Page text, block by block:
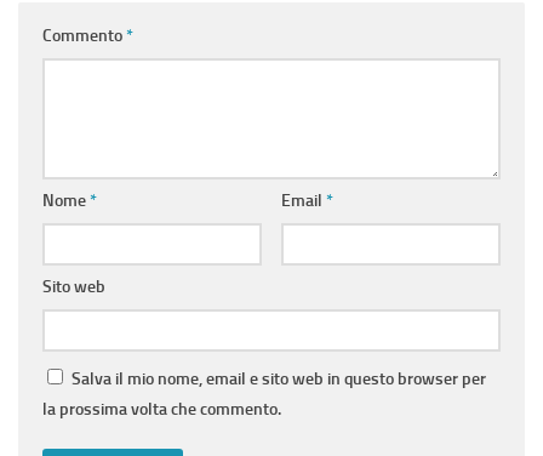
Commento*
Nome* Email *
Sito web
Salva il mio nome, email e sito web in questo browser per
la prossima volta che commento.